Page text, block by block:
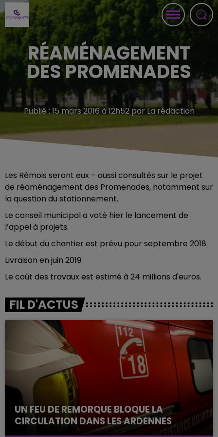
RÉAMÉNAGEMENT
DES PROMENADES
Publié : 15 mars 2016 à 12h52 par La rédaction
Les Rémois seront eux – aussi consultés sur le projet
de réaménagement des Promenades, notamment sur
la question du stationnement.
Le conseil municipal a voté hier le lancement de
l’appel à projets.
Le début du chantier est prévu pour septembre 2018.
Livraison en juin 2019.
Le coût des travaux est estimé à 24 millions d'euros.
FIL D'ACTUS
UN FEU DE REMORQUE BLOQUE LA
CIRCULATION DANS LES ARDENNES
Un feu de remorque s'est déclaré ce mercredi en